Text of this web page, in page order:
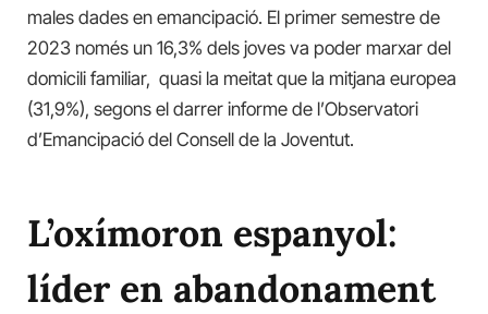
males dades en emancipació. El primer semestre de
2023 només un 16,3% dels joves va poder marxar del
domicili familiar, quasi la meitat que la mitjana europea
(31,9%), segons el darrer informe de l’Observatori
d’Emancipació del Consell de la Joventut.
L’oxímoron espanyol:
líder en abandonament